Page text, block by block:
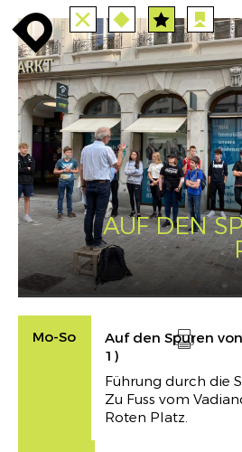
enroute enroute TOUTES station
route PARCOURS event
enroute INFO
close route angebote anreise
AUF DEN
Mo-So
Auf den Spuren
1)
Führung durch die
Zu Fuss vom
Roten Platz.